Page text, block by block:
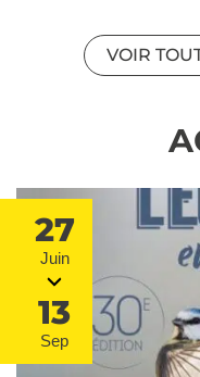
VOIR
27
Juin
13
Sep